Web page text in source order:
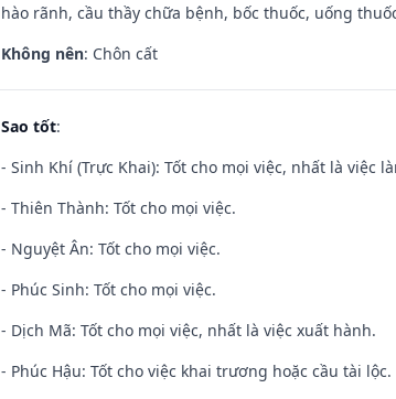
hào rãnh, cầu thầy chữa bệnh, bốc thuốc, uống
Không nên: Chôn cất
Sao tốt:
- Sinh Khí (Trực Khai): Tốt cho mọi việc, nhất là việc
- Thiên Thành: Tốt cho mọi việc.
- Nguyệt Ân: Tốt cho mọi việc.
- Phúc Sinh: Tốt cho mọi việc.
- Dịch Mã: Tốt cho mọi việc, nhất là việc xuất hành.
- Phúc Hậu: Tốt cho việc khai trương hoặc cầu tài lộc.